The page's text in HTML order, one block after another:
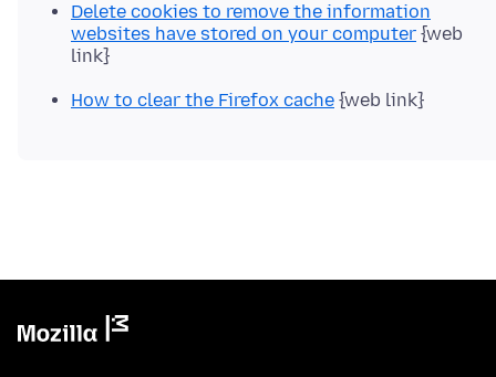
Delete cookies to remove the information
websites have stored on your computer {web
link}
How to clear the Firefox cache {web link}